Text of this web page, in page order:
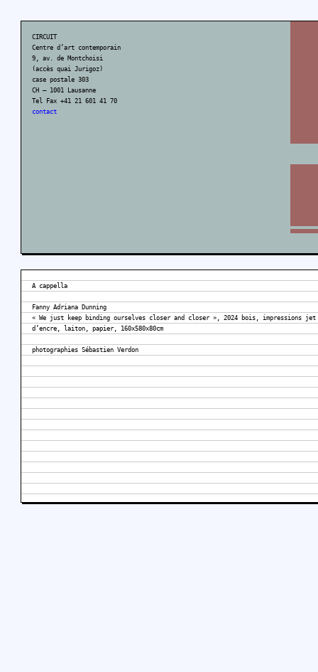
CIRCUIT
Centre d’art contemporain
9, av. de Montchoisi
(accès quai Jurigoz)
case postale 303
CH – 1001 Lausanne
Tel Fax +41 21 601 41 70
contact
A cappella
Fanny Adriana Dunning
« We just keep binding ourselves closer and closer », 2024 bois, impressions jet
d’encre, laiton, papier, 160x580x80cm
photographies Sébastien Verdon